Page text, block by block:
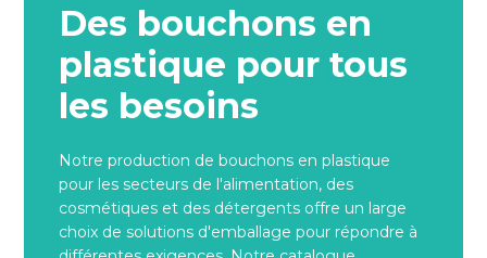
Des bouchons en
plastique pour tous
les besoins
Notre production de bouchons en plastique
pour les secteurs de l'alimentation, des
cosmétiques et des détergents offre un large
choix de solutions d'emballage pour répondre à